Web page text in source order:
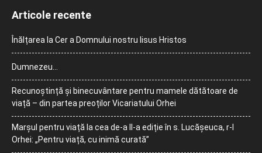
Articole recente
Înălțarea la Cer a Domnului nostru Iisus Hristos
Dumnezeu…
Recunoștință și binecuvântare pentru mamele dătătoare de
viață – din partea preoților Vicariatului Orhei
Marșul pentru viață la cea de-a II-a ediție în s. Lucășeuca, r-l
Orhei: „Pentru viață, cu inimă curată”